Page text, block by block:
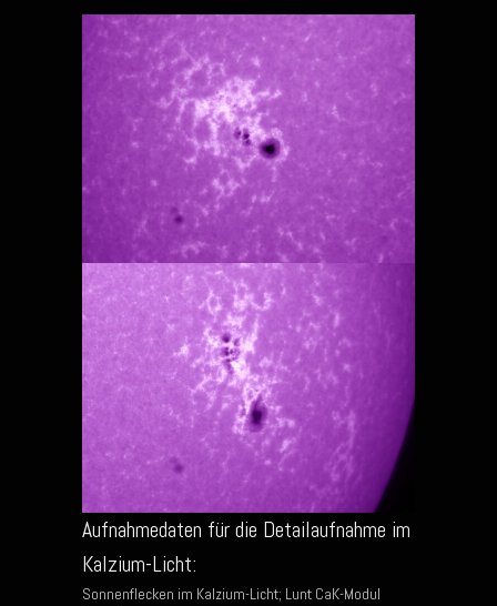
Aufnahmedaten für die Detailaufnahme im
Kalzium-Licht:
Sonnenflecken im Kalzium-Licht; Lunt CaK-Modul